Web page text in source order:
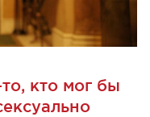
кто мог бы